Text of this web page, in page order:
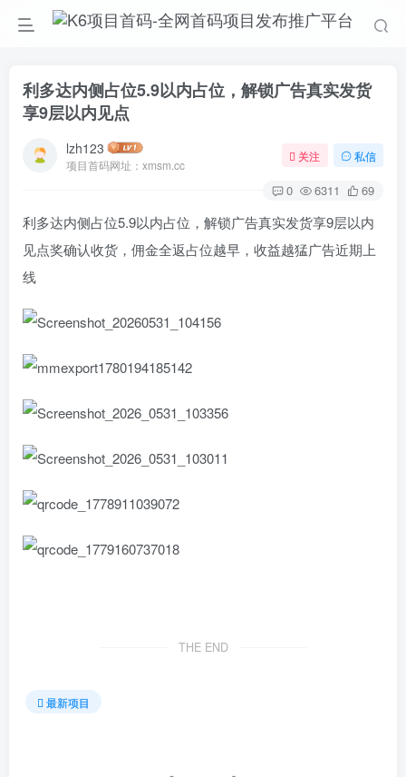
利多达内侧占位5.9以内占位，解锁广告真实发货
享9层以内见点
lzh123
项目首码网址：xmsm.cc
关注 私信
0 6311 69
利多达内侧占位5.9以内占位，解锁广告真实发货享9层以内
见点奖确认收货，佣金全返占位越早，收益越猛广告近期上
线
THE END
最新项目